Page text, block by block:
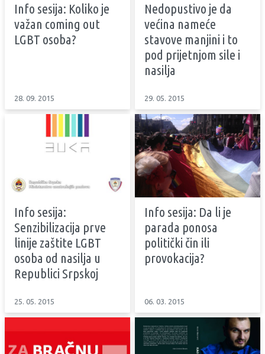
Info sesija: Koliko je
važan coming out
LGBT osoba?
28. 09. 2015
Nedopustivo je da
većina nameće
stavove manjini i to
pod prijetnjom sile i
nasilja
29. 05. 2015
Info sesija:
Senzibilizacija prve
linije zaštite LGBT
osoba od nasilja u
Republici Srpskoj
25. 05. 2015
Info sesija: Da li je
parada ponosa
politički čin ili
provokacija?
06. 03. 2015